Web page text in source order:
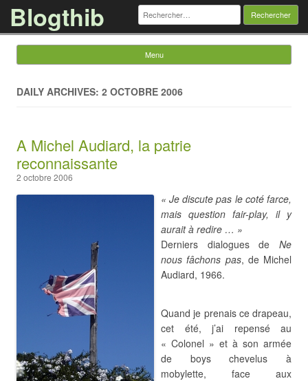
Blogthib Rechercher :
Menu
DAILY ARCHIVES: 2 OCTOBRE 2006
A Michel Audiard, la patrie
reconnaissante
2 octobre 2006
« Je discute pas le coté farce,
mais question fair-play, il y
aurait à redire … »
Derniers dialogues de Ne
nous fâchons pas, de Michel
Audiard, 1966.
Quand je prenais ce drapeau,
cet été, j’ai repensé au
« Colonel » et à son armée
de boys chevelus à
mobylette, face aux